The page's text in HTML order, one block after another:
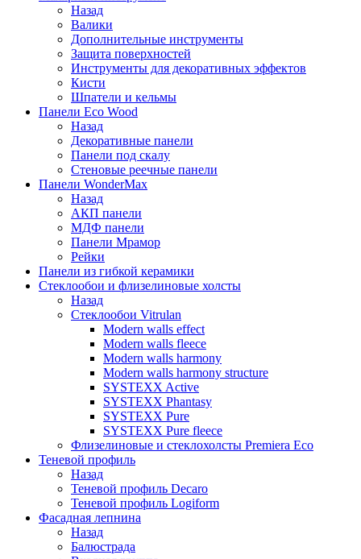
Назад
Валики
Дополнительные инструменты
Защита поверхностей
Инструменты для декоративных эффектов
Кисти
Шпатели и кельмы
Панели Eco Wood
Назад
Декоративные панели
Панели под скалу
Стеновые реечные панели
Панели WonderMax
Назад
АКП панели
МДФ панели
Панели Мрамор
Рейки
Панели из гибкой керамики
Стеклообои и флизелиновые холсты
Назад
Стеклообои Vitrulan
Modern walls effect
Modern walls fleece
Modern walls harmony
Modern walls harmony structure
SYSTEXX Active
SYSTEXX Phantasy
SYSTEXX Pure
SYSTEXX Pure fleece
Флизелиновые и стеклохолсты Premiera Eco
Теневой профиль
Назад
Теневой профиль Decaro
Теневой профиль Logiform
Фасадная лепнина
Назад
Балюстрада